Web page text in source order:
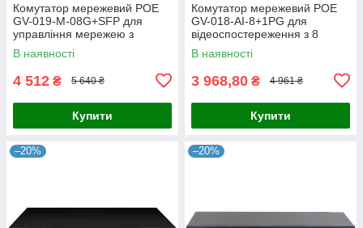
Комутатор мережевий POE
GV-019-M-08G+SFP для
управління мережею з
підтримкою PoE та оптичним
підключенням
В наявності
4 512 ₴ 5 640 ₴
Купити
Комутатор мережевий POE
GV-018-AI-8+1PG для
відеоспостереження з 8
портами 10/100 Mbit та
підтримкою живлення на
В наявності
3 968,80 ₴ 4 961 ₴
Купити
–20% –20%